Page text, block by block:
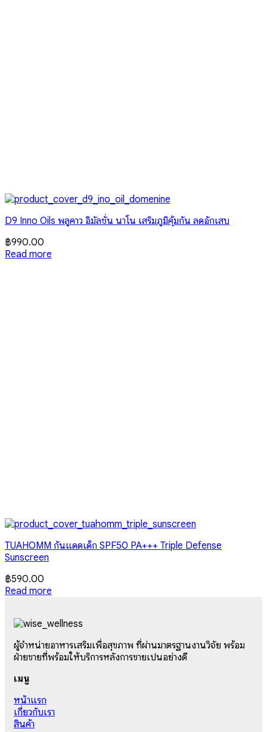
D9 Inno Oils พลูคาว อิมัลชั่น นาโน เสริมภูมิคุ้มกัน ลดอักเสบ
฿990.00
Read more
TUAHOMM กันแดดเด็ก SPF50 PA+++ Triple Defense
Sunscreen
฿590.00
Read more
ผู้จำหน่ายอาหารเสริมเพื่อสุขภาพ ที่ผ่านมาตรฐานงานวิจัย พร้อม
ฝ่ายขายที่พร้อมให้บริการหลังการขายเป็นอย่างดี
เมนู
หน้าแรก
เกี่ยวกับเรา
สินค้า